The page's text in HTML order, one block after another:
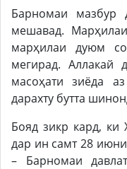
Барномаи мазбур
мешавад.
марҳилаи дуюм
мегирад. Аллакай
масоҳати зиёда
дарахту бутта
Бояд зикр кард, ки
дар ин самт 28
– Барномаи